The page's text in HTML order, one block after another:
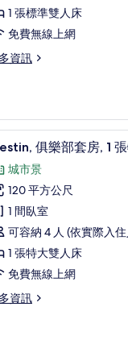
1 張標準雙人床
免費無線上網
資訊
間
7 俱樂部套房, 1
城市景
120 平方公尺
1 間臥室
可容納 4 人 (依實際入
1 張特大雙人床
免費無線上網
資訊